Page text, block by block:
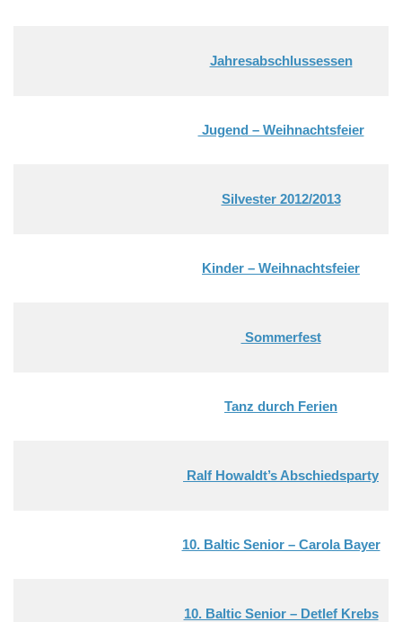
Jahresabschlussessen
Jugend – Weihnachtsfeier
Silvester 2012/2013
Kinder – Weihnachtsfeier
Sommerfest
Tanz durch Ferien
Ralf Howaldt’s Abschiedsparty
10. Baltic Senior – Carola Bayer
10. Baltic Senior – Detlef Krebs